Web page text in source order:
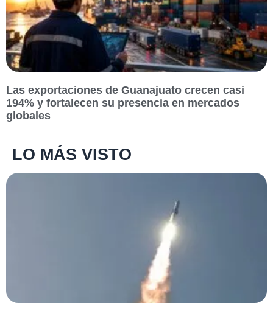
Las exportaciones de Guanajuato crecen casi
194% y fortalecen su presencia en mercados
globales
LO MÁS VISTO